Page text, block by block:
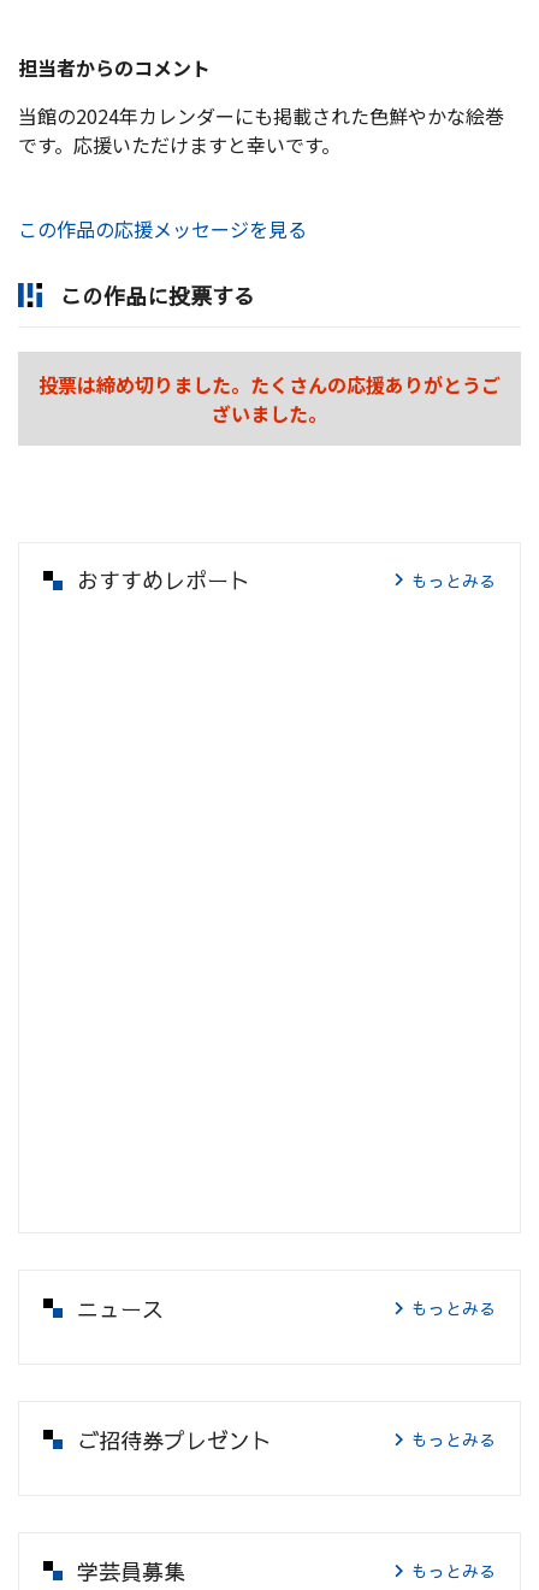
担当者からのコメント
当館の2024年カレンダーにも掲載された色鮮やかな絵巻
です。応援いただけますと幸いです。
この作品の応援メッセージを見る
この作品に投票する
投票は締め切りました。たくさんの応援ありがとうご
ざいました。
おすすめレポート もっとみる
ニュース もっとみる
ご招待券プレゼント もっとみる
学芸員募集 もっとみる